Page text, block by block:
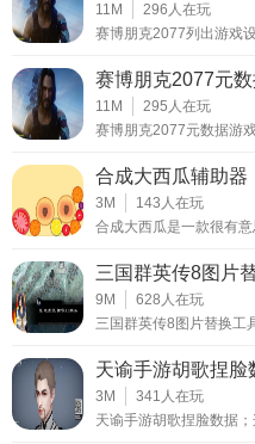
玩家使用坦克与其他玩家队
作，更高年龄水平的玩家为
11M 296 人在玩
赛博朋克2077列出游戏
赛博朋克2077元
11M 295 人在玩
赛博朋克2077元数据游
合成大西瓜辅助器
3M 143 人在玩
合成大西瓜是一款很有
三国群英传8图片
9M 628 人在玩
三国群英传8图片替换工
天谕手游胡歌捏脸
3M 341 人在玩
天谕手游胡歌捏脸数据